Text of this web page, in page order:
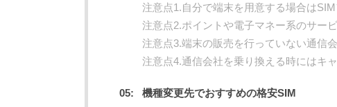
注意点1.自分で端末を用意する場合は
注意点2.ポイントや電子マネー系のサー
注意点3.端末の販売を行っていない通信
注意点4.通信会社を乗り換える時にはキ
機種変更先でおすすめの格安SIM